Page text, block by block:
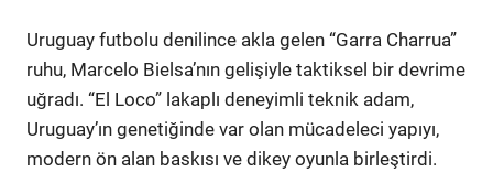
Uruguay futbolu denilince akla gelen “Garra Charrua”
ruhu, Marcelo Bielsa’nın gelişiyle taktiksel bir devrime
uğradı. “El Loco” lakaplı deneyimli teknik adam,
Uruguay’ın genetiğinde var olan mücadeleci yapıyı,
modern ön alan baskısı ve dikey oyunla birleştirdi.